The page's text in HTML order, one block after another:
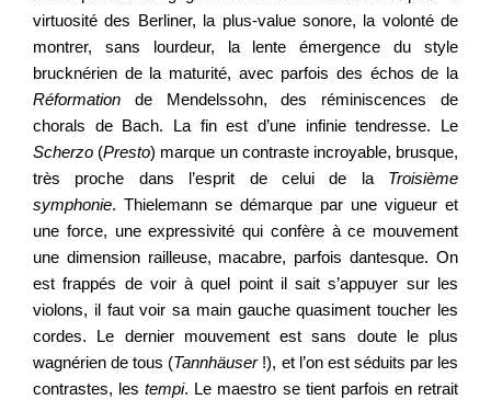
virtuosité des Berliner, la plus-value sonore, la volonté de
montrer, sans lourdeur, la lente émergence du style
brucknérien de la maturité, avec parfois des échos de la
Réformation de Mendelssohn, des réminiscences de
chorals de Bach. La fin est d’une infinie tendresse. Le
Scherzo (Presto) marque un contraste incroyable, brusque,
très proche dans l’esprit de celui de la Troisième
symphonie. Thielemann se démarque par une vigueur et
une force, une expressivité qui confère à ce mouvement
une dimension railleuse, macabre, parfois dantesque. On
est frappés de voir à quel point il sait s’appuyer sur les
violons, il faut voir sa main gauche quasiment toucher les
cordes. Le dernier mouvement est sans doute le plus
wagnérien de tous (Tannhäuser!), et l’on est séduits par les
contrastes, lestempi. Le maestro se tient parfois en retrait